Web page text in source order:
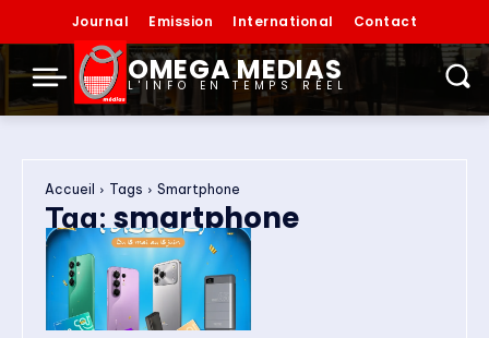
Journal Emission International Contact
OMEGA MEDIAS
L'INFO EN TEMPS RÉEL
Accueil Tags Smartphone
Tag: smartphone